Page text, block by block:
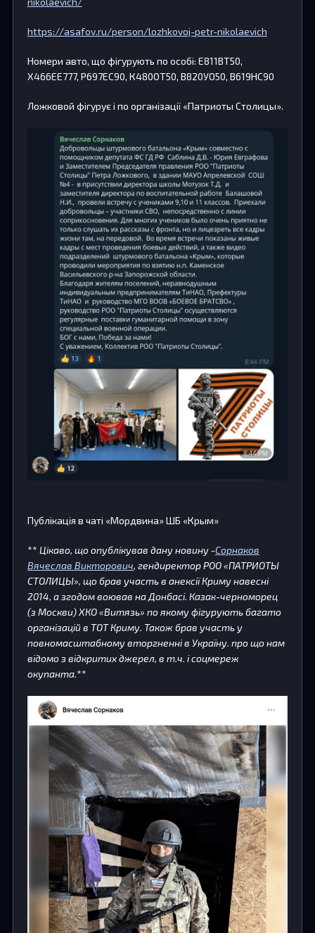
https://asafov.ru/person/lozhkovoj-petr-nikolaevich
Номери авто, що фігурують по особі: Е811ВТ50,
Х466ЕЕ777, Р697ЕС90, К480ОТ50, В820УО50, В619НС90
Ложковой фігурує і по організації «Патриоты Столицы».
Публікація в чаті «Мордвина» ШБ «Крым»
** Цікаво, що опублікував дану новину -Сорнаков
Вячеслав Викторович, гендиректор РОО «ПАТРИОТЫ
СТОЛИЦЫ», що брав участь в анексії Криму навесні
2014, а згодом воював на Донбасі. Казак-черноморец
(з Москви) ХКО «Витязь» по якому фігурують багато
організацій в ТОТ Криму. Також брав участь у
повномасштабному вторгненні в Україну. про що нам
відомо з відкритих джерел, в т.ч. і соцмереж
окупанта.**